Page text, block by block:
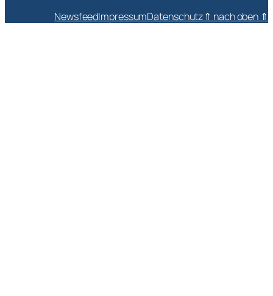
NewsfeedImpressumDatenschutz⇑ nach oben ⇑